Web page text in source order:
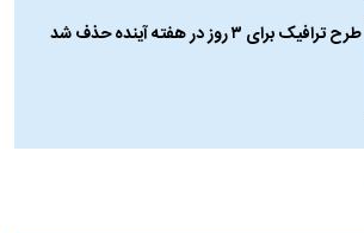
طرح ترافیک برای ۳ روز در هفته آینده حذف شد